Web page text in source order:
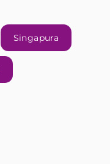
Singapura